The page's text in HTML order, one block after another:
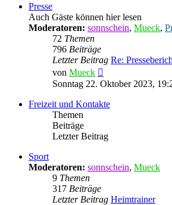
Presse
Auch Gäste können hier lesen
Moderatoren: sonnschein, Mueck,
72 Themen
796 Beiträge
Letzter Beitrag Re:
von Mueck
Beitrag
Sonntag 22. Oktober 2023,
Freizeit und Kontakte
Themen
Beiträge
Letzter Beitrag
Sport
Moderatoren: sonnschein, Mueck
9 Themen
317 Beiträge
Letzter Beitrag Heimtrainer